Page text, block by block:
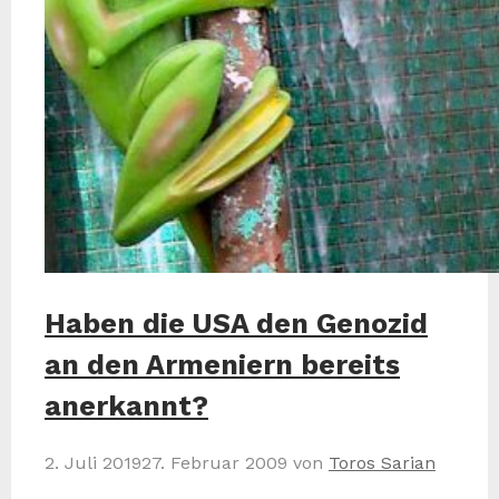
Haben die USA den Genozid
an den Armeniern bereits
anerkannt?
2. Juli 201927. Februar 2009 von Toros Sarian